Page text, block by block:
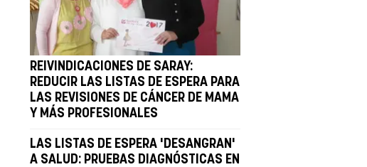
REIVINDICACIONES DE SARAY:
REDUCIR LAS LISTAS DE ESPERA PARA
LAS REVISIONES DE CÁNCER DE MAMA
Y MÁS PROFESIONALES
LAS LISTAS DE ESPERA 'DESANGRAN'
A SALUD: PRUEBAS DIAGNÓSTICAS EN